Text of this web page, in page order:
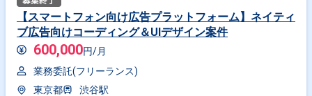
【スマートフォン向け広告プラットフォーム】ネイティ
ブ広告向けコーディング＆UIデザイン案件
600,000円/月
業務委託(フリーランス)
東京都
渋谷駅